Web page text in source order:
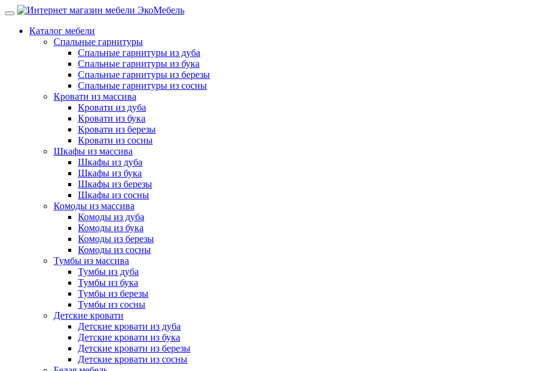
Каталог мебели
Спальные гарнитуры
Спальные гарнитуры из дуба
Спальные гарнитуры из бука
Спальные гарнитуры из березы
Спальные гарнитуры из сосны
Кровати из массива
Кровати из дуба
Кровати из бука
Кровати из березы
Кровати из сосны
Шкафы из массива
Шкафы из дуба
Шкафы из бука
Шкафы из березы
Шкафы из сосны
Комоды из массива
Комоды из дуба
Комоды из бука
Комоды из березы
Комоды из сосны
Тумбы из массива
Тумбы из дуба
Тумбы из бука
Тумбы из березы
Тумбы из сосны
Детские кровати
Детские кровати из дуба
Детские кровати из бука
Детские кровати из березы
Детские кровати из сосны